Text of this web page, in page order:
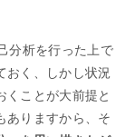
分析を行った上で
おく、しかし状況
くことが大前提と
ありますから、そ